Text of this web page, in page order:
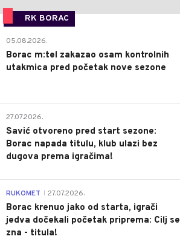
RK BORAC
05.08.2026.
Borac m:tel zakazao osam kontrolnih
utakmica pred početak nove sezone
27.07.2026.
Savić otvoreno pred start sezone:
Borac napada titulu, klub ulazi bez
dugova prema igračima!
RUKOMET 27.07.2026.
Borac krenuo jako od starta, igrači
jedva dočekali početak priprema: Cilj se
zna - titula!